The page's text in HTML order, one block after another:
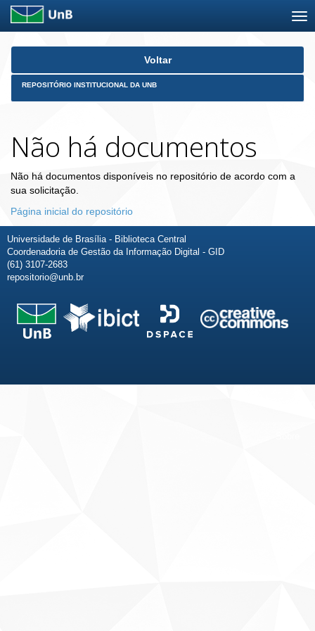
Skip
Voltar
REPOSITÓRIO INSTITUCIONAL DA UNB
Não há documentos
Não há documentos disponíveis no repositório de acordo com a
sua solicitação.
Página inicial do repositório
Universidade de Brasília - Biblioteca Central
Coordenadoria de Gestão da Informação Digital - GID
(61) 3107-2683
repositorio@unb.br